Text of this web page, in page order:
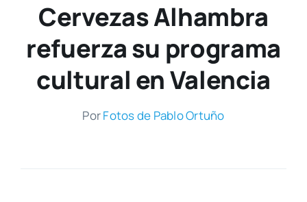
Cervezas Alhambra
refuerza su programa
cultural en Valencia
PorFotos de Pablo Ortu­ño